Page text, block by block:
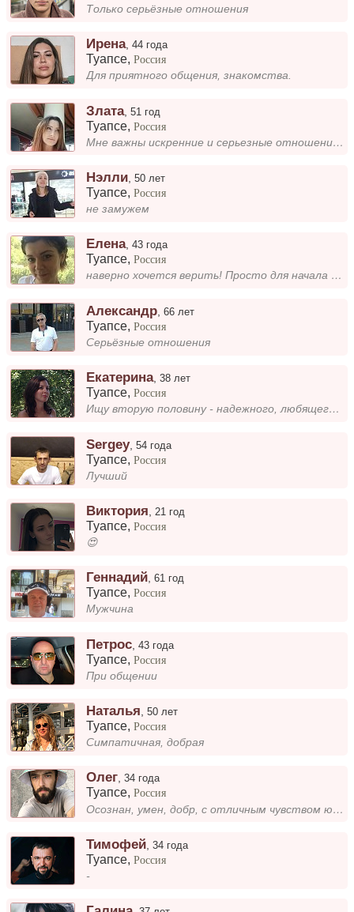
Только серьёзные отношения
Ирена,44 года
Туапсе,Россия
Для приятного общения, знакомства.
Злата,51 год
Туапсе,Россия
Мне важны искренние и серьезные отношения, где будет взаимопонимание и поддержка. Хочу найти человека, с которым можно п...
Нэлли ,50 лет
Туапсе,Россия
не замужем
Елена,43 года
Туапсе,Россия
наверно хочется верить! Просто для начала общение, а дальше.
Александр ,66 лет
Туапсе,Россия
Серьёзные отношения
Екатерина,38 лет
Туапсе,Россия
Ищу вторую половину - надежного, любящего, интересного мужчину, способного нести ответственность за свои поступки.
Sergey,54 года
Туапсе,Россия
Лучший
Виктория 21 год
Туапсе,Россия
😍
Геннадий,61 год
Туапсе,Россия
Мужчина
Петрос ,43 года
Туапсе,Россия
При общении
Наталья ,50 лет
Туапсе,Россия
Симпатичная, добрая
Олег,34 года
Туапсе,Россия
Осознан, умен, добр, с отличным чувством юмора.
Тимофей ,34 года
Туапсе,Россия
-